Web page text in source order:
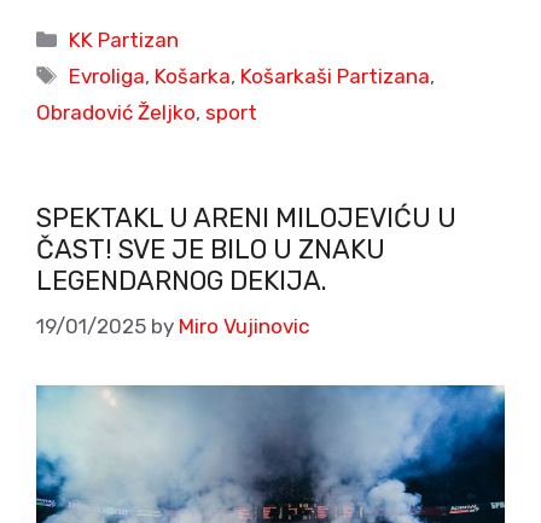
Categories
KK Partizan
Tags
Evroliga, Košarka, Košarkaši Partizana,
Obradović Željko, sport
SPEKTAKL U ARENI MILOJEVIĆU U
ČAST! SVE JE BILO U ZNAKU
LEGENDARNOG DEKIJA.
19/01/2025 by Miro Vujinovic